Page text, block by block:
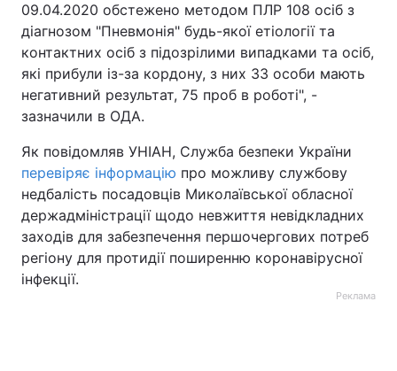
Тема оформлення
09.04.2020 обстежено методом ПЛР 108 осіб з
діагнозом "Пневмонія" будь-якої етіології та
контактних осіб з підозрілими випадками та осіб,
які прибули із-за кордону, з них 33 особи мають
негативний результат, 75 проб в роботі", -
зазначили в ОДА.
Як повідомляв УНІАН, Служба безпеки України
перевіряє інформацію про можливу службову
недбалість посадовців Миколаївської обласної
держадміністрації щодо невжиття невідкладних
заходів для забезпечення першочергових потреб
регіону для протидії поширенню коронавірусної
інфекції.
Реклама